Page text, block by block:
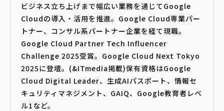
ビジネス立ち上げまで幅広い業務を通じてGoogle
Cloudの導入・活用を推進。Google Cloud専業パー
トナー、コンサル系パートナー企業を経て現職。
Google Cloud Partner Tech Influencer
Challenge 2025受賞。Google Cloud Next Tokyo
2025に登壇。(&ITmedia掲載)保有資格はGoogle
Cloud Digital Leader、生成AIパスポート、情報セ
キュリティマネジメント、GAIQ、Google教育者レベ
ル1など。